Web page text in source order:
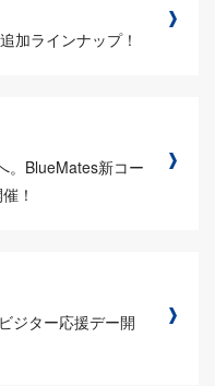
加ラインナップ！
。BlueMates新コー
！
ジター応援デー開